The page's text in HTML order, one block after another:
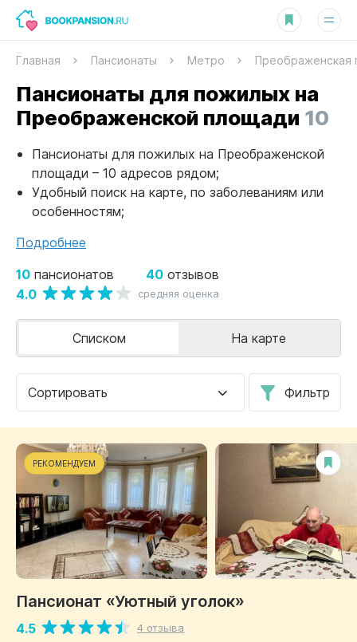
Главная Пансионаты Метро Преображенская
Пансионаты для пожилых на
Преображенской площади 10
Пансионаты для пожилых на Преображенской
площади – 10 адресов рядом;
Удобный поиск на карте, по заболеваниям или
особенностям;
Подробнее
10 пансионатов 40 отзывов
4.0 средняя оценка
Сортировать Фильтр
Списком На карте
РЕКОМЕНДУЕМ
Пансионат «Уютный уголок»
4.5
4 отзыва